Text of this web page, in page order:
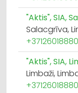
"Aktis", SIA,
Salacgrīva,
+37126018880
"Aktis", SIA,
Limbaži,
+37126018880